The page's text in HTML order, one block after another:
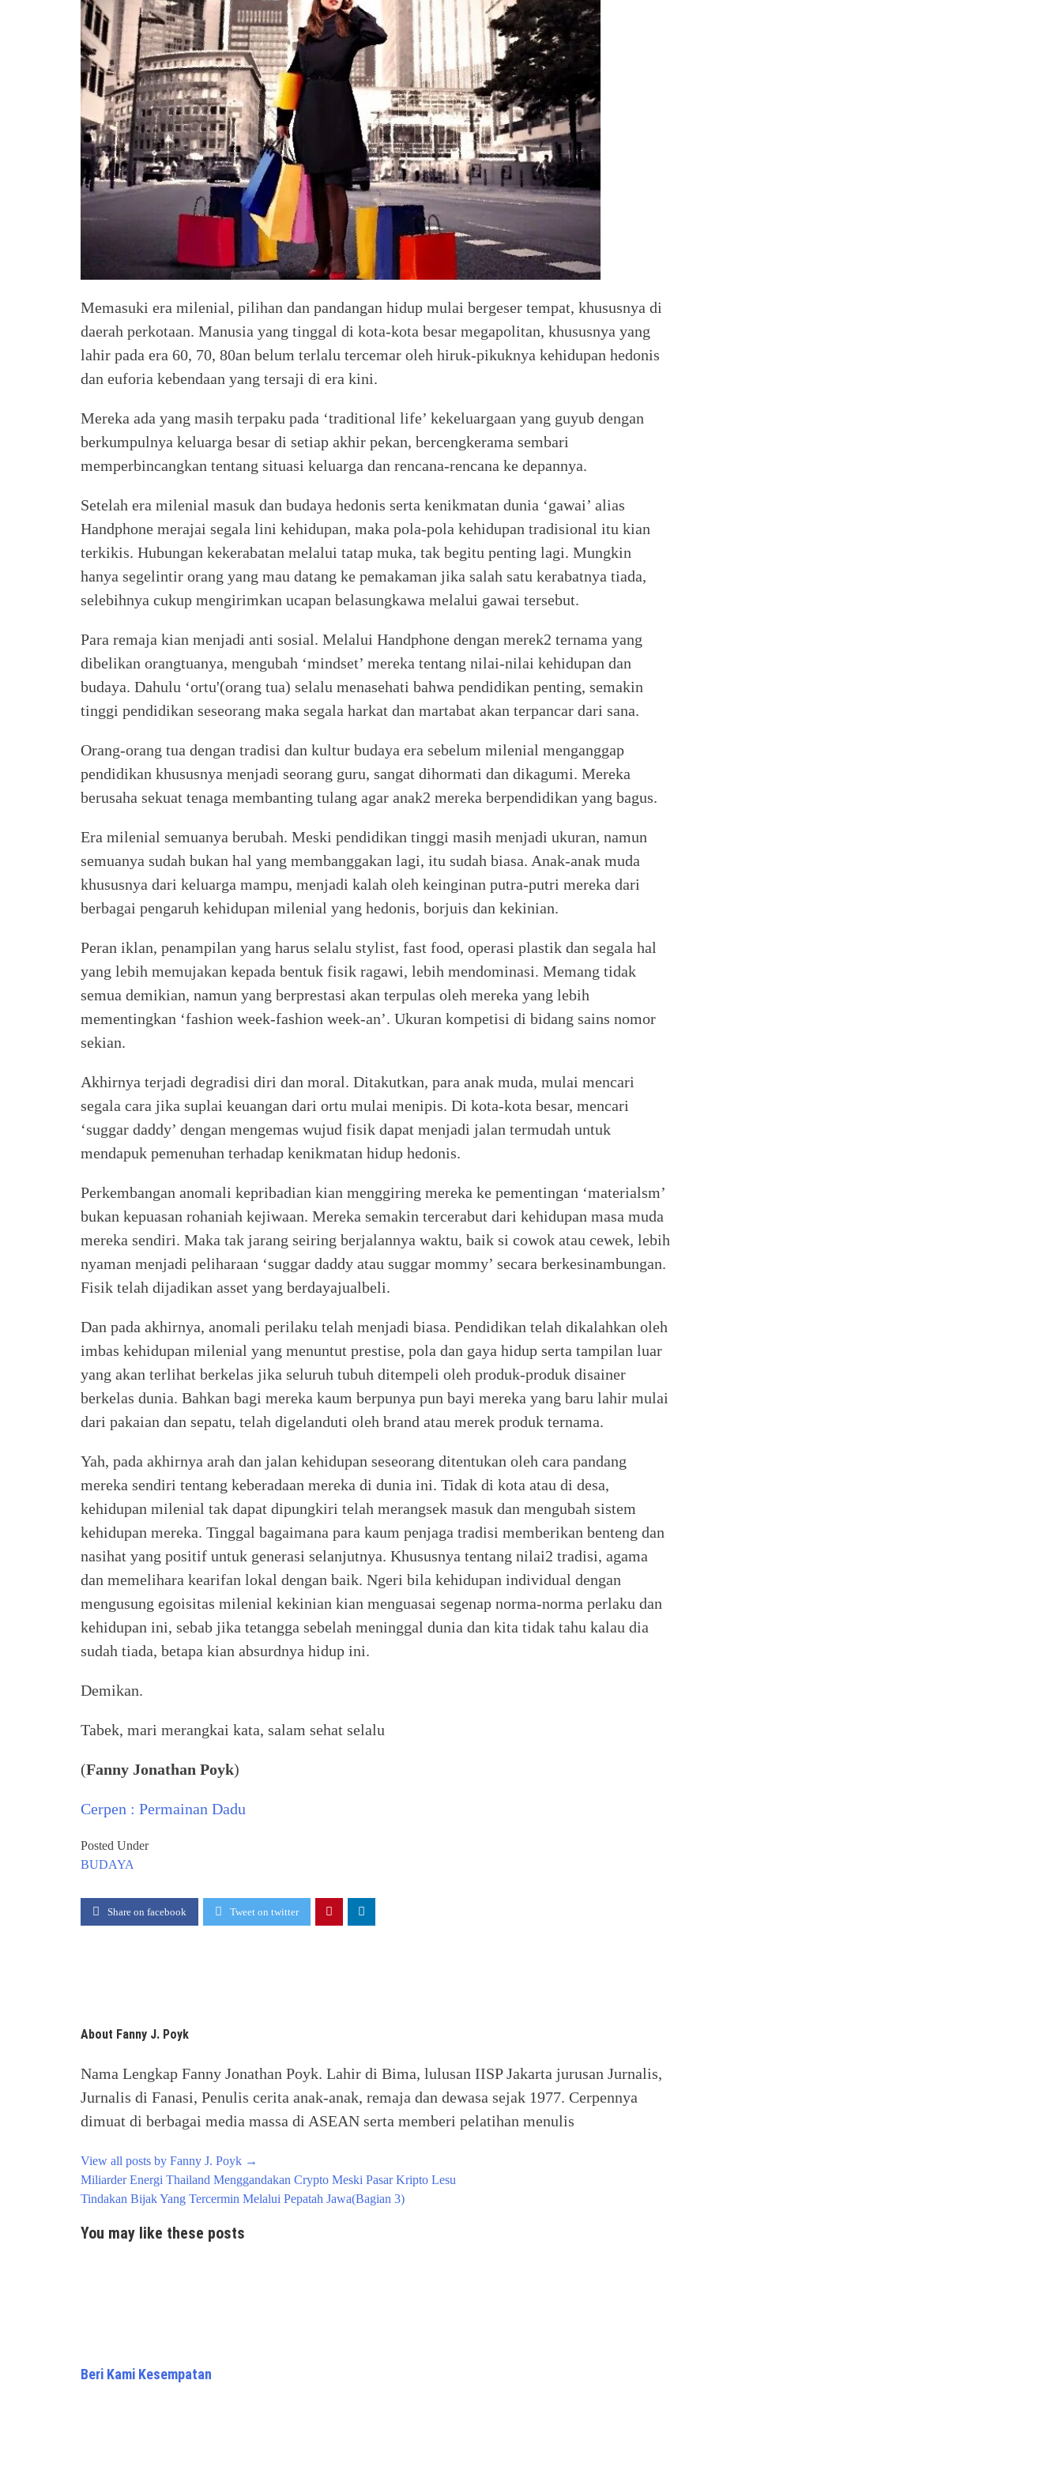
Memasuki era milenial, pilihan dan pandangan hidup mulai bergeser tempat, khususnya di
daerah perkotaan. Manusia yang tinggal di kota-kota besar megapolitan, khususnya yang
lahir pada era 60, 70, 80an belum terlalu tercemar oleh hiruk-pikuknya kehidupan hedonis
dan euforia kebendaan yang tersaji di era kini.
Mereka ada yang masih terpaku pada ‘traditional life’ kekeluargaan yang guyub dengan
berkumpulnya keluarga besar di setiap akhir pekan, bercengkerama sembari
memperbincangkan tentang situasi keluarga dan rencana-rencana ke depannya.
Setelah era milenial masuk dan budaya hedonis serta kenikmatan dunia ‘gawai’ alias
Handphone merajai segala lini kehidupan, maka pola-pola kehidupan tradisional itu kian
terkikis. Hubungan kekerabatan melalui tatap muka, tak begitu penting lagi. Mungkin
hanya segelintir orang yang mau datang ke pemakaman jika salah satu kerabatnya tiada,
selebihnya cukup mengirimkan ucapan belasungkawa melalui gawai tersebut.
Para remaja kian menjadi anti sosial. Melalui Handphone dengan merek2 ternama yang
dibelikan orangtuanya, mengubah ‘mindset’ mereka tentang nilai-nilai kehidupan dan
budaya. Dahulu ‘ortu'(orang tua) selalu menasehati bahwa pendidikan penting, semakin
tinggi pendidikan seseorang maka segala harkat dan martabat akan terpancar dari sana.
Orang-orang tua dengan tradisi dan kultur budaya era sebelum milenial menganggap
pendidikan khususnya menjadi seorang guru, sangat dihormati dan dikagumi. Mereka
berusaha sekuat tenaga membanting tulang agar anak2 mereka berpendidikan yang bagus.
Era milenial semuanya berubah. Meski pendidikan tinggi masih menjadi ukuran, namun
semuanya sudah bukan hal yang membanggakan lagi, itu sudah biasa. Anak-anak muda
khususnya dari keluarga mampu, menjadi kalah oleh keinginan putra-putri mereka dari
berbagai pengaruh kehidupan milenial yang hedonis, borjuis dan kekinian.
Peran iklan, penampilan yang harus selalu stylist, fast food, operasi plastik dan segala hal
yang lebih memujakan kepada bentuk fisik ragawi, lebih mendominasi. Memang tidak
semua demikian, namun yang berprestasi akan terpulas oleh mereka yang lebih
mementingkan ‘fashion week-fashion week-an’. Ukuran kompetisi di bidang sains nomor
sekian.
Akhirnya terjadi degradisi diri dan moral. Ditakutkan, para anak muda, mulai mencari
segala cara jika suplai keuangan dari ortu mulai menipis. Di kota-kota besar, mencari
‘suggar daddy’ dengan mengemas wujud fisik dapat menjadi jalan termudah untuk
mendapuk pemenuhan terhadap kenikmatan hidup hedonis.
Perkembangan anomali kepribadian kian menggiring mereka ke pementingan ‘materialsm’
bukan kepuasan rohaniah kejiwaan. Mereka semakin tercerabut dari kehidupan masa muda
mereka sendiri. Maka tak jarang seiring berjalannya waktu, baik si cowok atau cewek, lebih
nyaman menjadi peliharaan ‘suggar daddy atau suggar mommy’ secara berkesinambungan.
Fisik telah dijadikan asset yang berdayajualbeli.
Dan pada akhirnya, anomali perilaku telah menjadi biasa. Pendidikan telah dikalahkan oleh
imbas kehidupan milenial yang menuntut prestise, pola dan gaya hidup serta tampilan luar
yang akan terlihat berkelas jika seluruh tubuh ditempeli oleh produk-produk disainer
berkelas dunia. Bahkan bagi mereka kaum berpunya pun bayi mereka yang baru lahir mulai
dari pakaian dan sepatu, telah digelanduti oleh brand atau merek produk ternama.
Yah, pada akhirnya arah dan jalan kehidupan seseorang ditentukan oleh cara pandang
mereka sendiri tentang keberadaan mereka di dunia ini. Tidak di kota atau di desa,
kehidupan milenial tak dapat dipungkiri telah merangsek masuk dan mengubah sistem
kehidupan mereka. Tinggal bagaimana para kaum penjaga tradisi memberikan benteng dan
nasihat yang positif untuk generasi selanjutnya. Khususnya tentang nilai2 tradisi, agama
dan memelihara kearifan lokal dengan baik. Ngeri bila kehidupan individual dengan
mengusung egoisitas milenial kekinian kian menguasai segenap norma-norma perlaku dan
kehidupan ini, sebab jika tetangga sebelah meninggal dunia dan kita tidak tahu kalau dia
sudah tiada, betapa kian absurdnya hidup ini.
Demikan.
Tabek, mari merangkai kata, salam sehat selalu
(Fanny Jonathan Poyk)
Cerpen : Permainan Dadu
Posted Under
BUDAYA
Share on facebook Tweet on twitter
About Fanny J. Poyk
Nama Lengkap Fanny Jonathan Poyk. Lahir di Bima, lulusan IISP Jakarta jurusan Jurnalis,
Jurnalis di Fanasi, Penulis cerita anak-anak, remaja dan dewasa sejak 1977. Cerpennya
dimuat di berbagai media massa di ASEAN serta memberi pelatihan menulis
View all posts by Fanny J. Poyk →
Post
navigation
Miliarder Energi Thailand Menggandakan Crypto Meski Pasar Kripto Lesu
Tindakan Bijak Yang Tercermin Melalui Pepatah Jawa(Bagian 3)
You may like these posts
Beri Kami Kesempatan